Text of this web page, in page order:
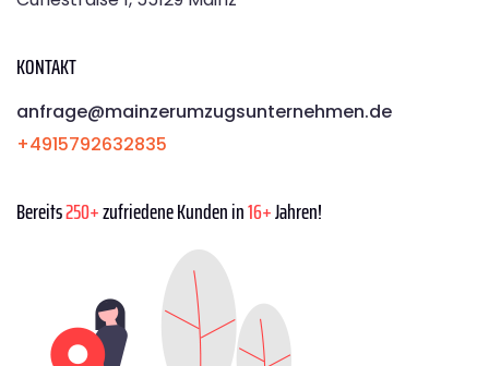
KONTAKT
anfrage@mainzerumzugsunternehmen.de
+4915792632835
Bereits250+zufriedene Kunden in16+Jahren!